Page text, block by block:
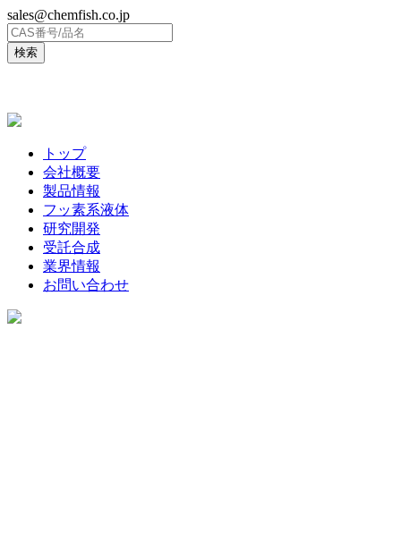
sales@chemfish.co.jp
トップ
会社概要
製品情報
フッ素系液体
研究開発
受託合成
業界情報
お問い合わせ